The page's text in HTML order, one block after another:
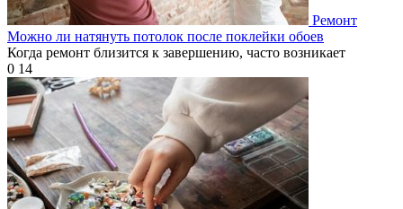
Ремонт
Можно ли натянуть потолок после поклейки обоев
Когда ремонт близится к завершению, часто возникает
0 14